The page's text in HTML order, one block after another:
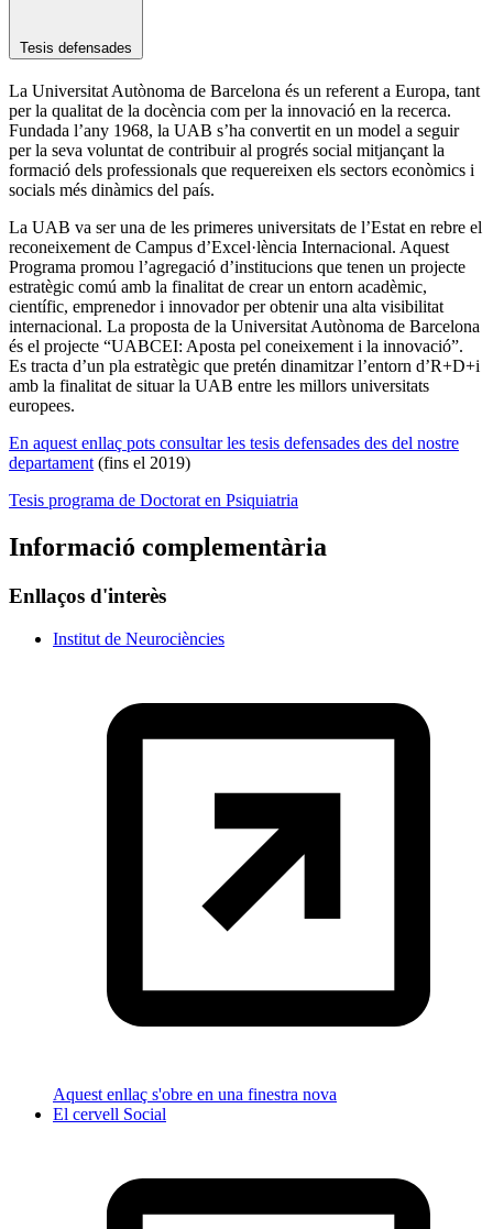
Tesis defensades
La Universitat Autònoma de Barcelona és un referent a Europa, tant
per la qualitat de la docència com per la innovació en la recerca.
Fundada l’any 1968, la UAB s’ha convertit en un model a seguir
per la seva voluntat de contribuir al progrés social mitjançant la
formació dels professionals que requereixen els sectors econòmics i
socials més dinàmics del país.
La UAB va ser una de les primeres universitats de l’Estat en rebre el
reconeixement de Campus d’Excel·lència Internacional. Aquest
Programa promou l’agregació d’institucions que tenen un projecte
estratègic comú amb la finalitat de crear un entorn acadèmic,
científic, emprenedor i innovador per obtenir una alta visibilitat
internacional. La proposta de la Universitat Autònoma de Barcelona
és el projecte “UABCEI: Aposta pel coneixement i la innovació”.
Es tracta d’un pla estratègic que pretén dinamitzar l’entorn d’R+D+i
amb la finalitat de situar la UAB entre les millors universitats
europees.
En aquest enllaç pots consultar les tesis defensades des del nostre
departament (fins el 2019)
Tesis programa de Doctorat en Psiquiatria
Informació complementària
Enllaços d'interès
Institut de Neurociències
Aquest enllaç s'obre en una finestra nova
El cervell Social